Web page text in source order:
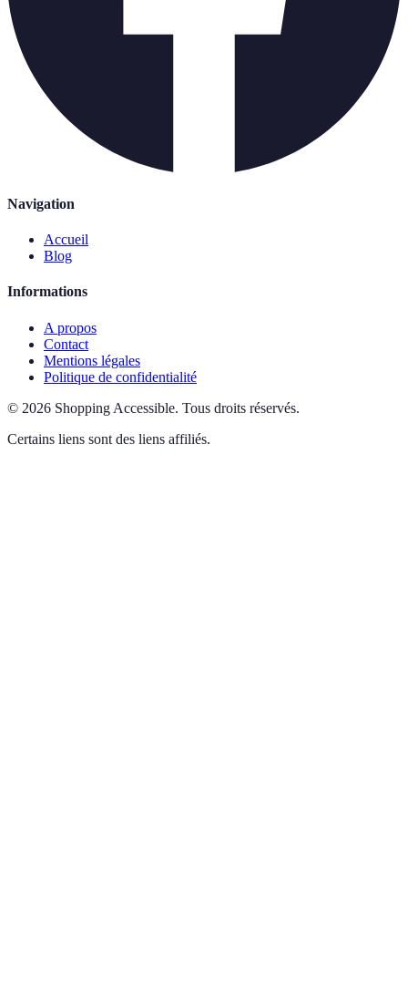
Navigation
Accueil
Blog
Informations
A propos
Contact
Mentions légales
Politique de confidentialité
© 2026 Shopping Accessible. Tous droits réservés.
Certains liens sont des liens affiliés.